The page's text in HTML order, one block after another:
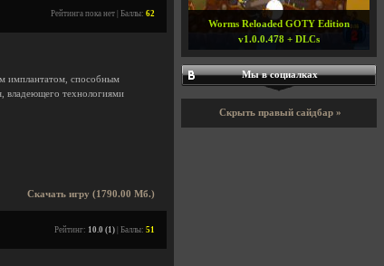
Рейтинга пока нет | Баллы: 62
имплантатом, способным
владеющего технологиями
Скачать игру (1790.00 Мб.)
Рейтинг: 10.0 (1) | Баллы: 51
Worms Reloaded GOTY Edition
v1.0.0.478 + DLCs
Мы в социалках
Скрыть правый сайдбар »